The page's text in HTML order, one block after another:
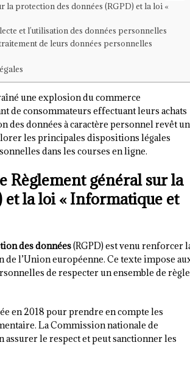
protection des données (RGPD) et la loi «
et l’utilisation des données personnelles
de leurs données personnelles
une explosion du commerce
de consommateurs effectuant leurs achats
des données à caractère personnel revêt
les principales dispositions légales
dans les courses en ligne.
Règlement général sur la
et la loi « Informatique et
des données(RGPD) est venu renforcer
de l’Union européenne. Ce texte impose
de respecter un ensemble de
en 2018 pour prendre en compte les
La Commission nationale de
assurer le respect et peut sanctionner les